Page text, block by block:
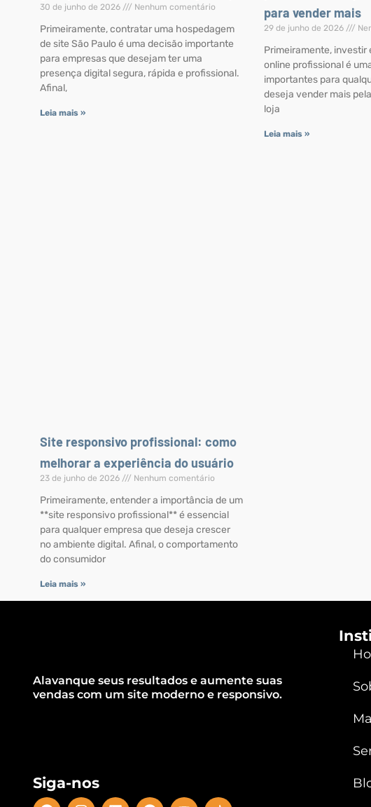
30 de junho de 2026 Nenhum comentário
Primeiramente, contratar uma hospedagem
de site São Paulo é uma decisão importante
para empresas que desejam ter uma
presença digital segura, rápida e profissional.
Afinal,
Leia mais »
para vender mais
29 de junho de 2026
Primeiramente, investir
online profissional é
importantes para
deseja vender mais
loja
Leia mais »
Site responsivo profissional: como
melhorar a experiência do usuário
23 de junho de 2026 Nenhum comentário
Primeiramente, entender a importância de um
**site responsivo profissional** é essencial
para qualquer empresa que deseja crescer
no ambiente digital. Afinal, o comportamento
do consumidor
Leia mais »
Alavanque seus resultados e aumente suas
vendas com um site moderno e responsivo.
Siga-nos